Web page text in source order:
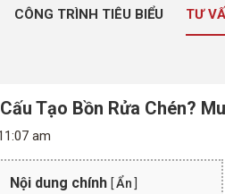
CÔNG TRÌNH TIÊU BIỂU TƯ
Tạo Bồn Rửa Chén?
am
Nội dung chính [Ẩn